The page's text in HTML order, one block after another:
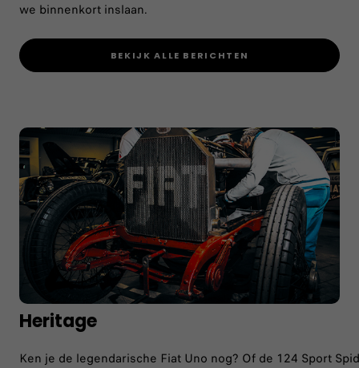
we binnenkort inslaan.
BEKIJK ALLE BERICHTEN
Heritage
Ken je de legendarische Fiat Uno nog? Of de 124 Sport